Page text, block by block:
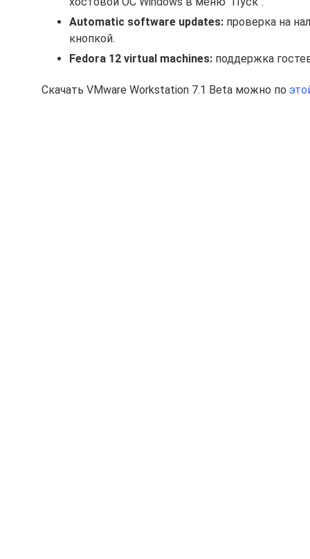
Automatic software updates: проверка на
кнопкой.
Fedora 12 virtual machines: поддержка
Скачать VMware Workstation 7.1 Beta можно по